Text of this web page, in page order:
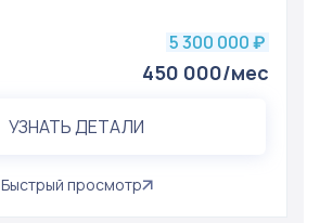
5 300 000 ₽
450 000/мес
УЗНАТЬ ДЕТАЛИ
Быстрый просмотр